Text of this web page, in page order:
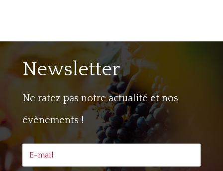
Newsletter
Ne ratez pas notre actualité et nos
évènements !